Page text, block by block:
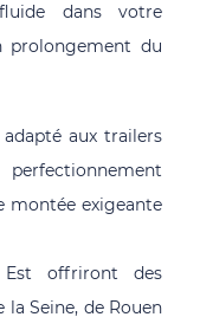
dans votre
prolongement du
aux trailers
montée exigeante
Est offriront des
Seine, de Rouen